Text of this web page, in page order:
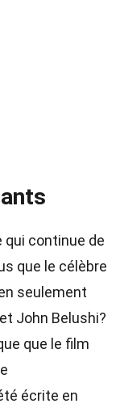
continue de
que le célèbre
seulement
John Belushi?
que le film
écrite en